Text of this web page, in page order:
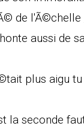
de l'Ã©chelle
aussi de
plus aigu
la seconde